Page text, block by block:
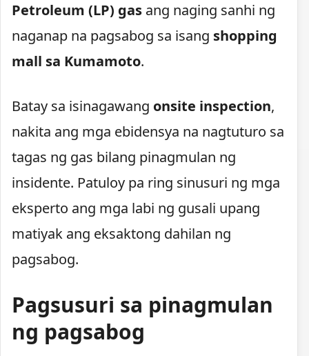
Petroleum (LP) gas ang naging sanhi ng
naganap na pagsabog sa isang shopping
mall sa Kumamoto.
Batay sa isinagawang onsite inspection,
nakita ang mga ebidensya na nagtuturo sa
tagas ng gas bilang pinagmulan ng
insidente. Patuloy pa ring sinusuri ng mga
eksperto ang mga labi ng gusali upang
matiyak ang eksaktong dahilan ng
pagsabog.
Pagsusuri sa pinagmulan
ng pagsabog